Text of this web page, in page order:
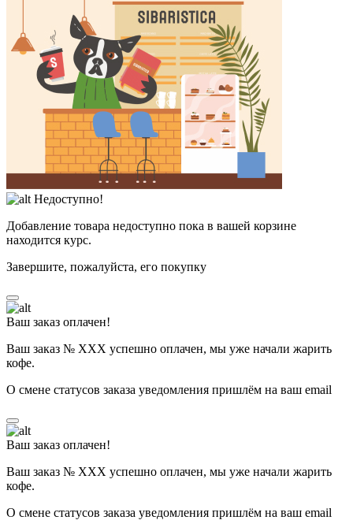
Недоступно!
Добавление товара недоступно пока в вашей корзине
находится курс.
Завершите, пожалуйста, его покупку
Ваш заказ оплачен!
Ваш заказ № ХХХ успешно оплачен, мы уже начали жарить
кофе.
О смене статусов заказа уведомления пришлём на ваш email
Ваш заказ оплачен!
Ваш заказ № ХХХ успешно оплачен, мы уже начали жарить
кофе.
О смене статусов заказа уведомления пришлём на ваш email